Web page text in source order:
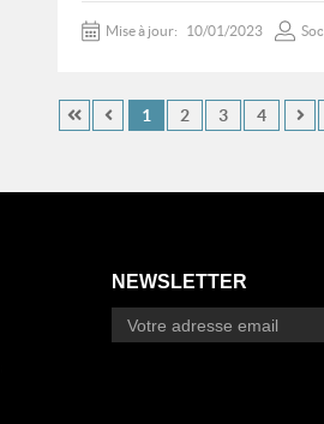
Mise à jour: 10/01/2023
1 2 3 4
NEWSLETTER